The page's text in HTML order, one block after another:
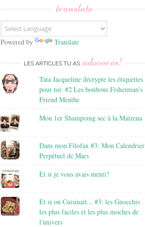
E
m
a
translate
Powered by Translate
LES ARTICLES TU AS adooorés!
Tata Jacqueline décrypte les étiquettes
pour toi: #2 Les bonbons Fisherman's
Friend Menthe
Mon 1er Shampoing sec à la Maïzena
Dans mon Filofax #3: Mon Calendrier
Perpétuel de Mars
Et si je vous avais menti?
Et si on Cuisinait... #3: les Gnocchis
les plus faciles et les plus moches de
l'univers